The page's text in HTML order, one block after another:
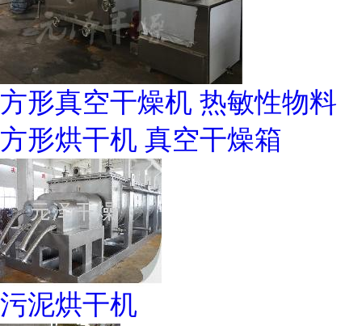
方形真空干燥机 热敏性物料
方形烘干机 真空干燥箱
污泥烘干机